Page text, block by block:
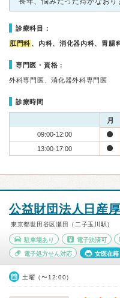
診療科目：
肛門科 、内科、消化器内科、胃腸
専門医・資格：
外科専門医、消化器外科専門医
診療時間
月
09:00-12:00
13:00-17:00
公益財団法人日産
東京都世田谷区瀬田（二子玉川駅）
駐車場あり 電子決済可
電子処方せん対応 女医在籍
土曜（〜12:00）